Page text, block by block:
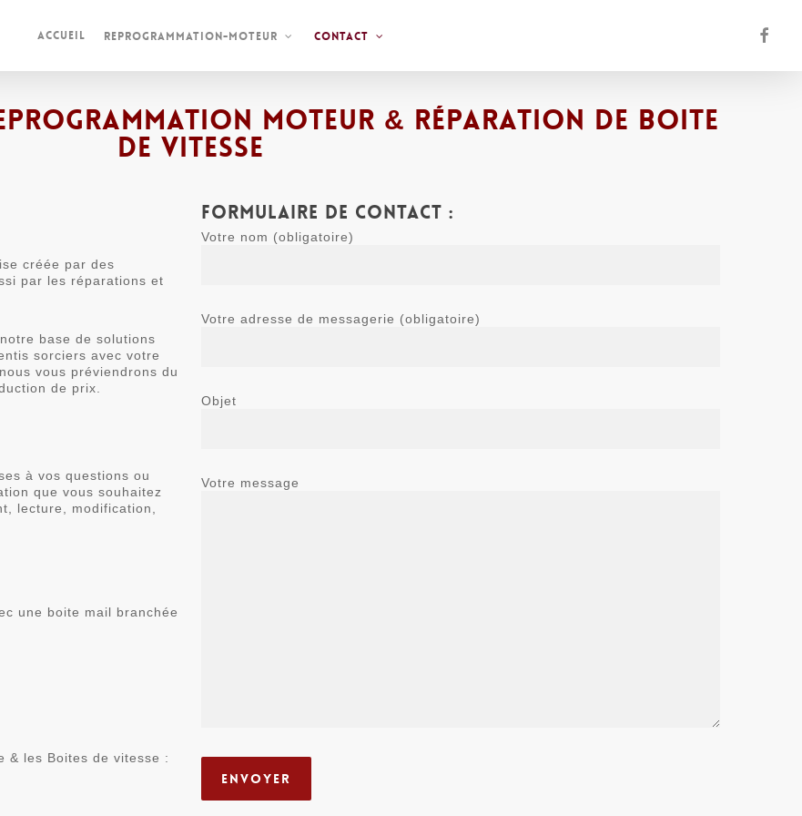
Accueil Reprogrammation-moteur Contact
moteur & réparation de boite
de vitesse
créée par des
par les réparations et
base de solutions
sorciers avec votre
vous préviendrons du
de prix.
à vos questions ou
que vous souhaitez
lecture, modification,
une boite mail branchée
& les Boites de vitesse :
Formulaire de contact :
Votre nom (obligatoire)
Votre adresse de messagerie (obligatoire)
Objet
Votre message